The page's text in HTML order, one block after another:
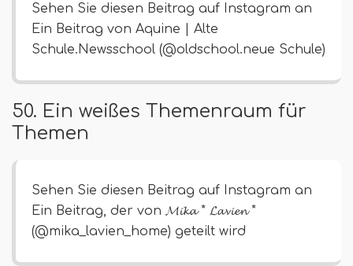
Sehen Sie diesen Beitrag auf Instagram an
Ein Beitrag von Aquine | Alte
Schule.Newsschool (@oldschool.neue Schule)
50. Ein weißes Themenraum für
Themen
Sehen Sie diesen Beitrag auf Instagram an
Ein Beitrag, der von 𝓜𝓲𝓴𝓪 * 𝓛𝓪𝓿𝓲𝓮𝓷 *
(@mika_lavien_home) geteilt wird